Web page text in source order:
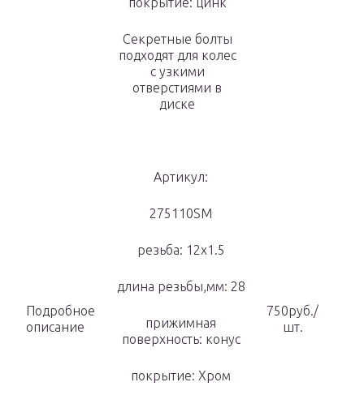
Секретные болты
подходят для колес
с узкими
отверстиями в
диске
Подробное
описание
Артикул:
275110SM
резьба: 12х1.5
длина резьбы,мм: 28
прижимная
поверхность: конус
покрытие: Хром
750руб./
шт.